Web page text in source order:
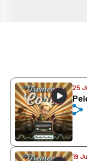
25
19